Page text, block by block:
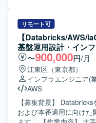
続などの物理作業を含
ウェア（クラスタ構成
ース環境の整備、バッ
て頂きます。加えて、シ
び手順書の整理を行い、
計画立案と実施、ならび
の工程をご担当頂きます。 【求める人物像】 インフ
を俯瞰しながら、自ら課
める方を求めておりま
も、指導を受けながら主
業務を遂行して頂ける方
リモート可
【Databricks/AWS/
基盤運用設計・イン
〜900,000円/月
江東区（東京都）
インフラエンジニア(
AWS
【募集背景】
および本番適用に向けた